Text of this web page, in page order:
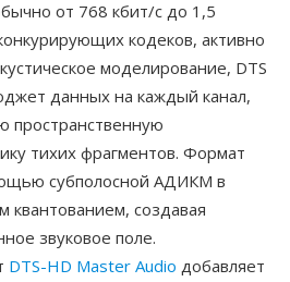
от 768 кбит/с до 1,5
кодеков, активно
моделирование, DTS
данных на каждый канал,
пространственную
тихих фрагментов. Формат
субполосной АДИКМ в
квантованием, создавая
звуковое поле.
DTS-HD Master Audio добавляет